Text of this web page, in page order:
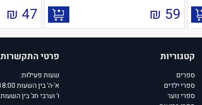
59
₪
47
₪
קטגוריות
ספרים
ספרי ילדים
ספרי נוער
פרטי התקשרות
שעות פעילות:
א'-ה' בין השעות 10:00-18:00
ו' וערבי חג' בין השעות 10:00-14:00